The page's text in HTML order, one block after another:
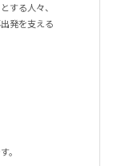
する人々、
発を支える
。